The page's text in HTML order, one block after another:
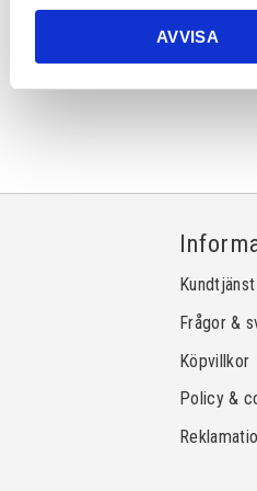
AVVISA
Kundtjänst
Frågor &
Köpvillkor
Policy &